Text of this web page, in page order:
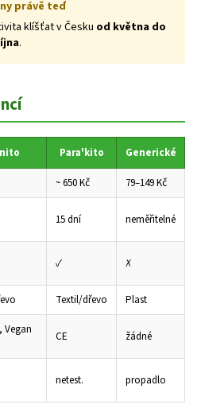
právě teď
klíšťat v Česku od května do
.
Para'kito Generické
~ 650 Kč 79–149 Kč
15 dní neměřitelné
✓ ✗
Textil/dřevo Plast
Vegan
CE žádné
netest. propadlo